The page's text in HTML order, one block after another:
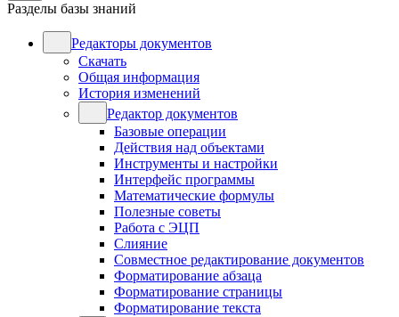
Разделы базы знаний
Редакторы документов
Скачать
Общая информация
История изменений
Редактор документов
Базовые операции
Действия над объектами
Инструменты и настройки
Интерфейс программы
Математические формулы
Полезные советы
Работа с ЭЦП
Слияние
Совместное редактирование документов
Форматирование абзаца
Форматирование страницы
Форматирование текста